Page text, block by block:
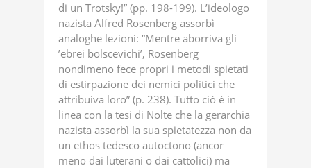
di un Trotsky!” (pp. 198-199). L’ideologo
nazista Alfred Rosenberg assorbì
analoghe lezioni: “Mentre aborriva gli
’ebrei bolscevichi’, Rosenberg
nondimeno fece propri i metodi spietati
di estirpazione dei nemici politici che
attribuiva loro” (p. 238). Tutto ciò è in
linea con la tesi di Nolte che la gerarchia
nazista assorbì la sua spietatezza non da
un ethos tedesco autoctono (ancor
meno dai luterani o dai cattolici) ma